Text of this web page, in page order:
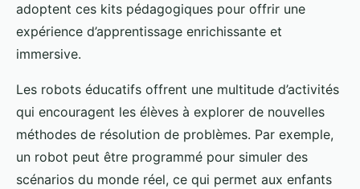
adoptent ces kits pédagogiques pour offrir une
expérience d’apprentissage enrichissante et
immersive.
Les robots éducatifs offrent une multitude d’activités
qui encouragent les élèves à explorer de nouvelles
méthodes de résolution de problèmes. Par exemple,
un robot peut être programmé pour simuler des
scénarios du monde réel, ce qui permet aux enfants